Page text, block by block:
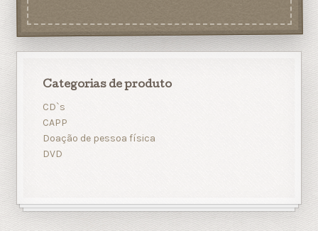
Categorias de produto
CD`s
CAPP
Doação de pessoa física
DVD